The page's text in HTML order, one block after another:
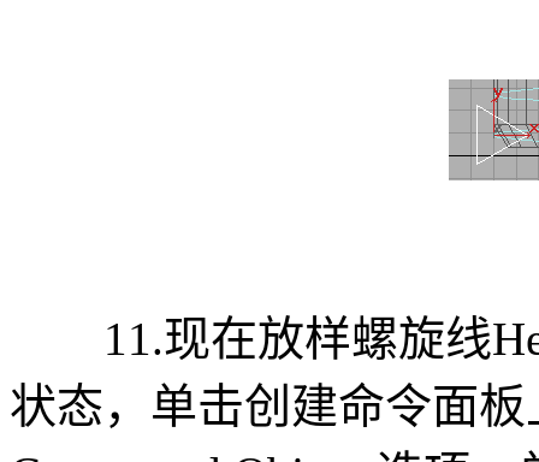
11.现在放样螺旋线
状态，单击创建命令面板